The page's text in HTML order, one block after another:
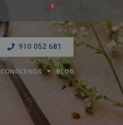
910 052 681
CONÓCENOS BLOG